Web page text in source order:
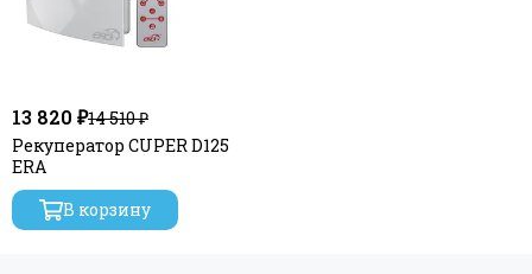
13 820 ₽14 510 ₽
Рекуператор CUPER D125
ERA
В корзину